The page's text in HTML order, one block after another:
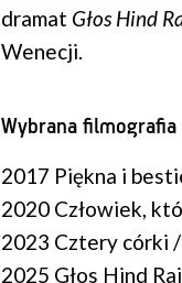
dramat Głos Hind
Wenecji.
Wybrana filmografia
2017 Piękna i
2020 Człowiek,
2023 Cztery córki
2025 Głos Hind